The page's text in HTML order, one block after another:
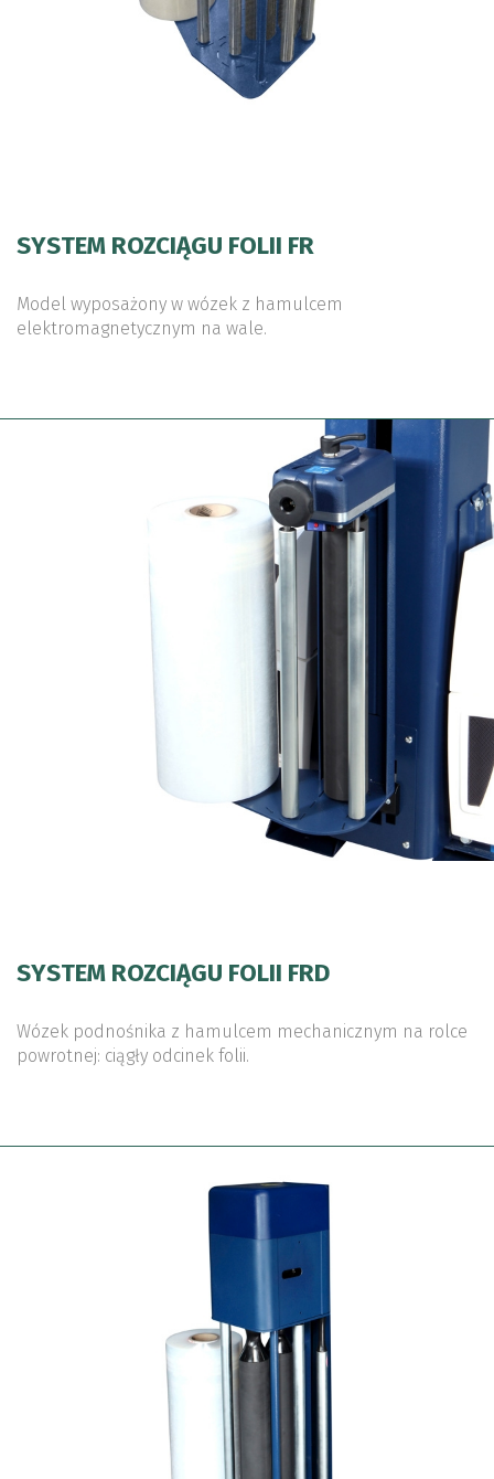
SYSTEM ROZCIĄGU FOLII FR
Model wyposażony w wózek z hamulcem
elektromagnetycznym na wale.
SYSTEM ROZCIĄGU FOLII FRD
Wózek podnośnika z hamulcem mechanicznym na rolce
powrotnej: ciągły odcinek folii.